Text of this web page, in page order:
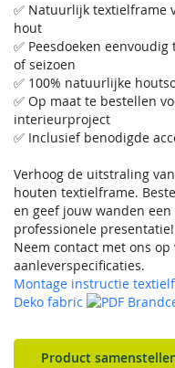
✅ Natuurlijk textielframe
hout
✅ Peesdoeken
of seizoen
✅ 100% natuurlijke
✅ Op maat te bestellen
interieurproject
✅ Inclusief benodigde
Verhoog de uitstraling
houten textielframe.
en geef jouw wanden
professionele presentatie!
Neem contact met ons
aanleverspecificaties.
Montage instructie
Deko fabric
Product